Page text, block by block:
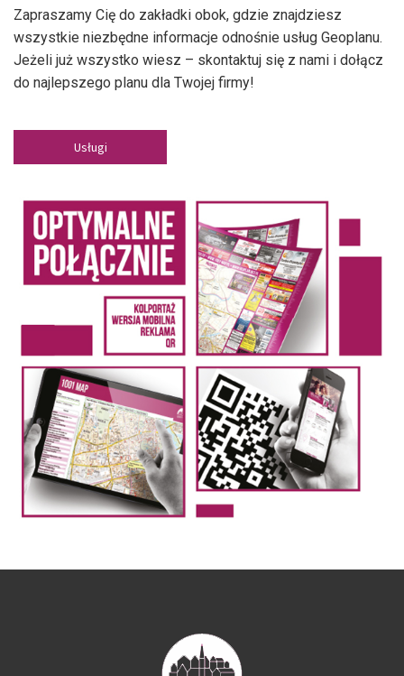
Zapraszamy Cię do zakładki obok, gdzie znajdziesz
wszystkie niezbędne informacje odnośnie usług Geoplanu.
Jeżeli już wszystko wiesz – skontaktuj się z nami i dołącz
do najlepszego planu dla Twojej firmy!
Usługi